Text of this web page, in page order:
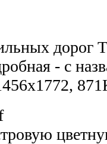
дорог
- с